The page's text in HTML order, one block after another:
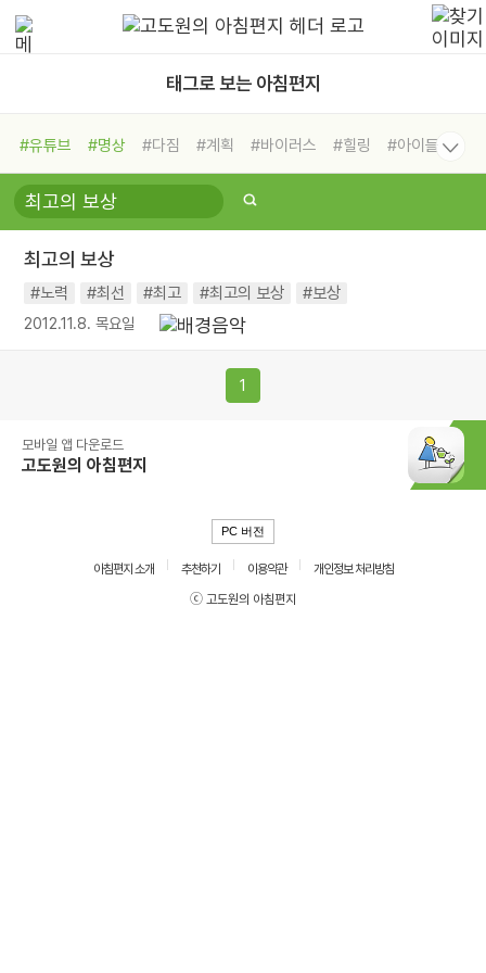
태그로 보는 아침편지
#유튜브 #명상 #다짐 #계획 #바이러스 #힐링
#아이들
#비전캠프
#독서캠프 #삶
#희망
#나눔 #친구 #링컨학교
#독서
#건강
최고의 보상
#노력 #최선 #최고 #최고의 보상 #보상
2012.11.8. 목요일
1
모바일 앱 다운로드
고도원의 아침편지
PC 버전
아침편지 소개 추천하기 이용약관
개인정보 처리방침
ⓒ 고도원의 아침편지